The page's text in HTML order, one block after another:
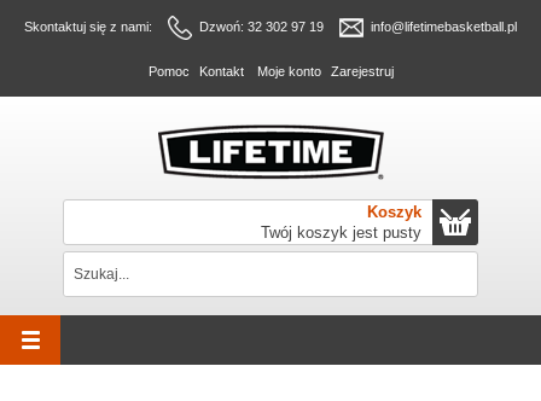
Skontaktuj się z nami: Dzwoń: 32 302 97 19 info@lifetimebasketball.pl
Pomoc Kontakt Moje konto Zarejestruj
Koszyk
Twój koszyk jest pusty